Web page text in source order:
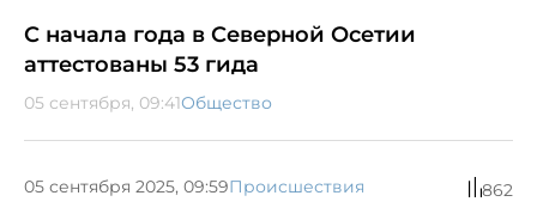
С начала года в Северной Осетии
аттестованы 53 гида
05 сентября, 09:41Общество
05 сентября 2025, 09:59Происшествия 862